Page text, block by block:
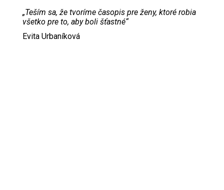
„Teším sa, že tvoríme časopis pre ženy, ktoré robia
všetko pre to, aby boli šťastné“
Evita Urbaníková